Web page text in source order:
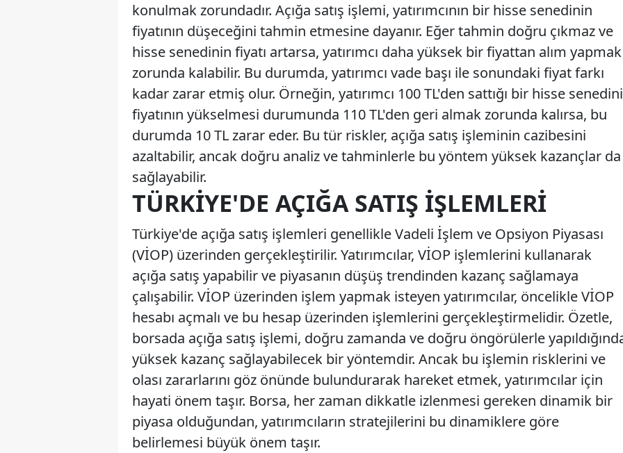
konulmak zorundadır. Açığa satış işlemi, yatırımcının bir hisse senedinin
fiyatının düşeceğini tahmin etmesine dayanır. Eğer tahmin doğru çıkmaz ve
hisse senedinin fiyatı artarsa, yatırımcı daha yüksek bir fiyattan alım yapmak
zorunda kalabilir. Bu durumda, yatırımcı vade başı ile sonundaki fiyat farkı
kadar zarar etmiş olur. Örneğin, yatırımcı 100 TL'den sattığı bir hisse
fiyatının yükselmesi durumunda 110 TL'den geri almak zorunda kalırsa, bu
durumda 10 TL zarar eder. Bu tür riskler, açığa satış işleminin cazibesini
azaltabilir, ancak doğru analiz ve tahminlerle bu yöntem yüksek kazançlar da
sağlayabilir.
TÜRKIYE'DE AÇIĞA SATIŞ İŞLEMLERI
Türkiye'de açığa satış işlemleri genellikle Vadeli İşlem ve Opsiyon Piyasası
(VİOP) üzerinden gerçekleştirilir. Yatırımcılar, VİOP işlemlerini kullanarak
açığa satış yapabilir ve piyasanın düşüş trendinden kazanç sağlamaya
çalışabilir. VİOP üzerinden işlem yapmak isteyen yatırımcılar, öncelikle VİOP
hesabı açmalı ve bu hesap üzerinden işlemlerini gerçekleştirmelidir. Özetle,
borsada açığa satış işlemi, doğru zamanda ve doğru öngörülerle
yüksek kazanç sağlayabilecek bir yöntemdir. Ancak bu işlemin risklerini ve
olası zararlarını göz önünde bulundurarak hareket etmek, yatırımcılar için
hayati önem taşır. Borsa, her zaman dikkatle izlenmesi gereken dinamik bir
piyasa olduğundan, yatırımcıların stratejilerini bu dinamiklere göre
belirlemesi büyük önem taşır.